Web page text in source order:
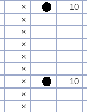
× 10
×
×
×
×
×
× 10
×
×